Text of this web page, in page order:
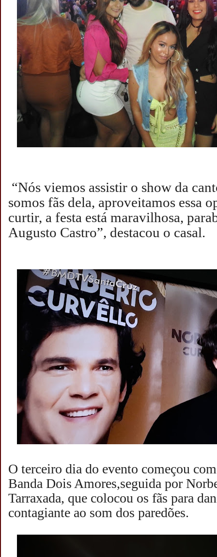
“Nós viemos assistir o show da
somos fãs dela, aproveitamos essa
curtir, a festa está maravilhosa,
Augusto Castro”, destacou o casal.
O terceiro dia do evento começou
Banda Dois Amores,seguida por
Tarraxada, que colocou os fãs para
contagiante ao som dos paredões.